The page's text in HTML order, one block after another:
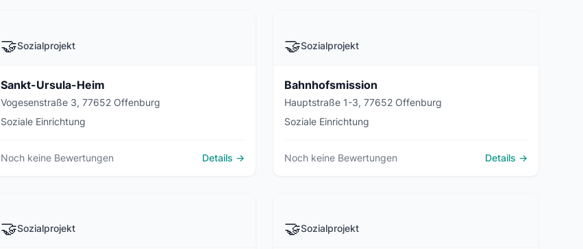
🤝Sozialprojekt
Sankt-Ursula-Heim
Vogesenstraße 3, 77652 Offenburg
Soziale Einrichtung
Noch keine Bewertungen Details →
🤝Sozialprojekt
Bahnhofsmission
Hauptstraße 1-3, 77652 Offenburg
Soziale Einrichtung
Noch keine Bewertungen Details →
🤝Sozialprojekt 🤝Sozialprojekt